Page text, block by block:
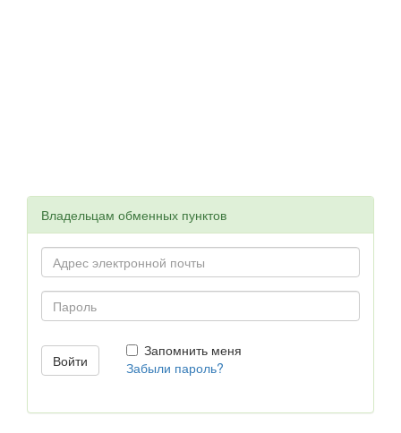
Владельцам обменных пунктов
Запомнить меня
Забыли пароль?